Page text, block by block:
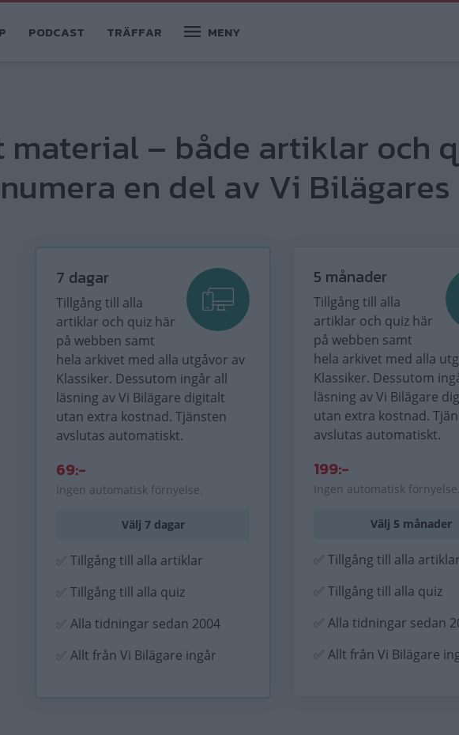
PODCAST TRÄFFAR MENY
– både artiklar och
en del av Vi
7 dagar
Tillgång till alla
artiklar och quiz här
på webben samt
hela arkivet med alla utgåvor av
Klassiker. Dessutom ingår all
läsning av Vi Bilägare digitalt
utan extra kostnad. Tjänsten
avslutas automatiskt.
69:-
Ingen automatisk förnyelse.
Välj 7 dagar
✅ Tillgång till alla artiklar
✅ Tillgång till alla quiz
✅ Alla tidningar sedan 2004
✅ Allt från Vi Bilägare ingår
5 månader
Tillgång till alla
artiklar och quiz här
på webben samt
hela arkivet med alla
Klassiker. Dessutom
läsning av Vi Bilägare
utan extra kostnad.
avslutas automatiskt.
199:-
Ingen automatisk förnyelse.
Välj 5 månader
✅ Tillgång till alla artiklar
✅ Tillgång till alla quiz
✅ Alla tidningar sedan
✅ Allt från Vi Bilägare